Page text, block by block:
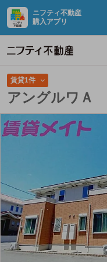
ニフティ不動産
購入アプリ
賃貸1件
アングルワＡ